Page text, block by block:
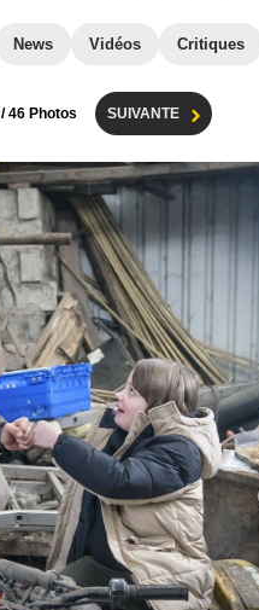
News Vidéos Critiques
/ 46 Photos SUIVANTE